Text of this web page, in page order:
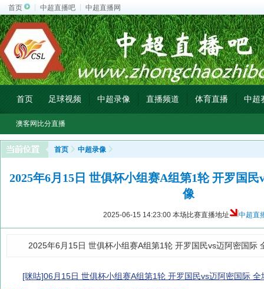
首页 中超直播吧 中超直播网
首页 足球视频 中超录像 直播频道 体育直播 中超
澳客网比分直播
首页 中超录像
2025年6月15日 世俱杯小组赛A组第1轮 开罗国
像
2025-06-15 14:23:00 本场比赛直播地址 中超直
2025年6月15日 世俱杯小组赛A组第1轮 开罗国民vs迈阿密国际
[咪咕]06月15日 世俱杯小组赛A组第1轮 开罗国民vs迈阿密国际 全